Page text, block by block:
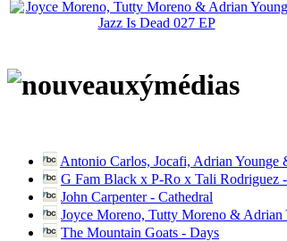
Antonio Carlos, Jocafi, Adrian Younge
G Fam Black x P-Ro x Tali Rodriguez
John Carpenter - Cathedral
Joyce Moreno, Tutty Moreno & Adrian
The Mountain Goats - Days